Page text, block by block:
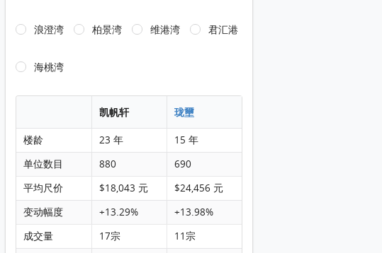
浪澄湾 柏景湾 维港湾 君汇港
海桃湾
凯帆轩 珑壐
楼龄 23 年
15 年
单位数目
880
690
平均尺价
$18,043 元
$24,456 元
变动幅度
+13.29%
+13.98%
成交量
17宗
11宗